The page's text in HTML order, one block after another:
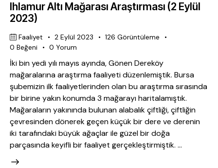
Ihlamur Altı Mağarası Araştırması (2 Eylül
2023)
Faaliyet 2 Eylül 2023 126 Görüntüleme
0 Beğeni 0 Yorum
İki bin yedi yılı mayıs ayında, Gönen Dereköy
mağaralarına araştırma faaliyeti düzenlemiştik. Bursa
şubemizin ilk faaliyetlerinden olan bu araştırma sırasında
bir birine yakın konumda 3 mağarayı haritalamıştık.
Mağaraların yakınında bulunan alabalık çiftliği, çiftliğin
çevresinden dönerek geçen küçük bir dere ve derenin
iki tarafındaki büyük ağaçlar ile güzel bir doğa
parçasında keyifli bir faaliyet gerçekleştirmiştik. …